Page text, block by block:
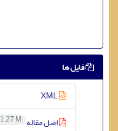
فایل ها
اصل مقاله 1.27 M